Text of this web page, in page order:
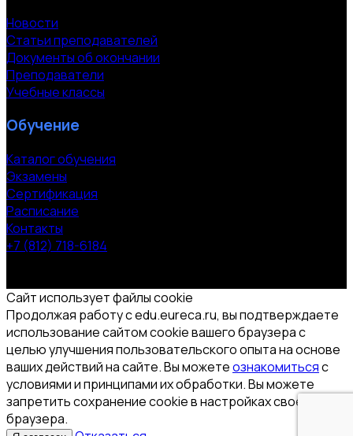
Новости
Статьи преподавателей
Документы об окончании
Преподаватели
Учебные классы
Обучение
Каталог обучения
Экзамены
Сертификация
Расписание
Контакты
+7 (812) 718-6184
Сайт использует файлы cookie
Продолжая работу с edu.eureca.ru, вы подтверждаете
использование сайтом cookie вашего браузера с
целью улучшения пользовательского опыта на основе
ваших действий на сайте. Вы можетеознакомитьсяс
условиями и принципами их обработки. Вы можете
запретить сохранение cookie в настройках своего
браузера.